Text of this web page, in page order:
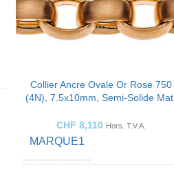
Collier Ancre Ovale Or Rose 750
(4N), 7.5x10mm, Semi-Solide Mat,
CHF 8,110 Hors. T.V.A.
MARQUE1